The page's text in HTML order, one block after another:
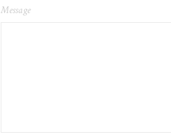
Message